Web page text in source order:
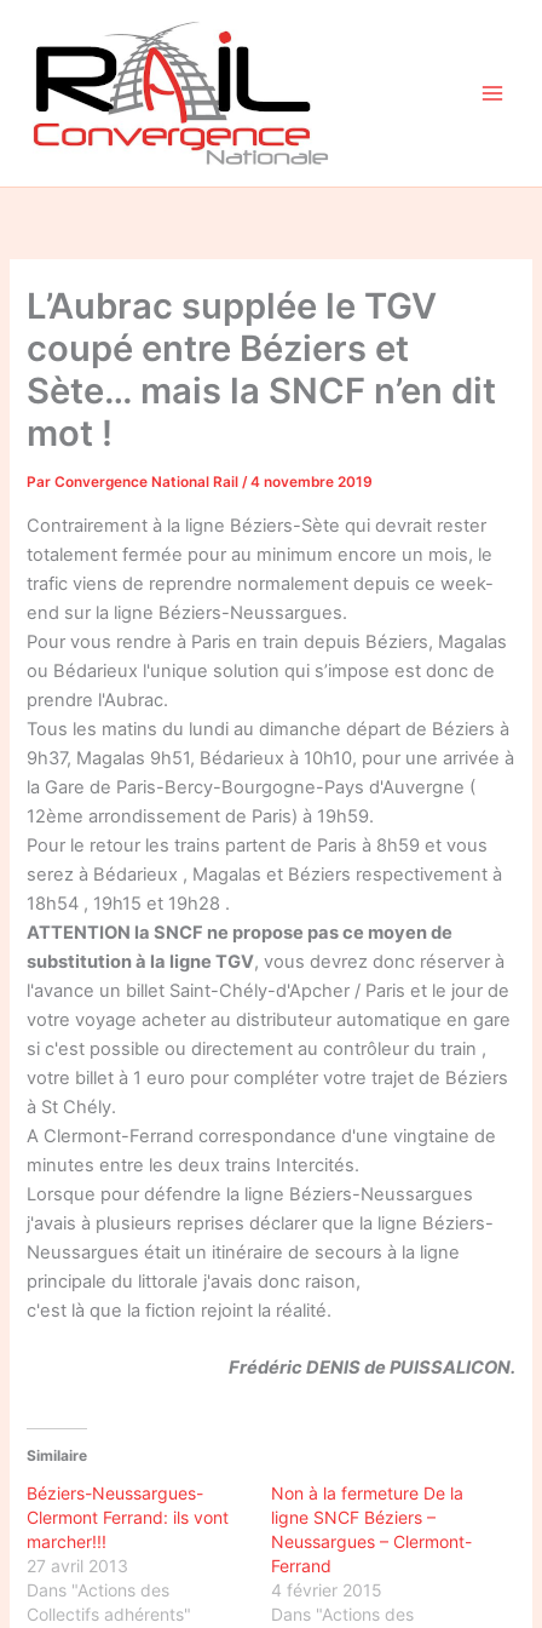
contenu
L’Aubrac supplée le TGV
coupé entre Béziers et
Sète… mais la SNCF n’en dit
mot !
ParConvergence National Rail/4 novembre 2019
Contrairement à la ligne Béziers-Sète qui devrait rester
totalement fermée pour au minimum encore un mois, le
trafic viens de reprendre normalement depuis ce week-
end sur la ligne Béziers-Neussargues.
Pour vous rendre à Paris en train depuis Béziers, Magalas
ou Bédarieux l'unique solution qui s’impose est donc de
prendre l'Aubrac.
Tous les matins du lundi au dimanche départ de Béziers à
9h37, Magalas 9h51, Bédarieux à 10h10, pour une arrivée à
la Gare de Paris-Bercy-Bourgogne-Pays d'Auvergne (
12ème arrondissement de Paris) à 19h59.
Pour le retour les trains partent de Paris à 8h59 et vous
serez à Bédarieux , Magalas et Béziers respectivement à
18h54 , 19h15 et 19h28 .
ATTENTION la SNCF ne propose pas ce moyen de
substitution à la ligne TGV, vous devrez donc réserver à
l'avance un billet Saint-Chély-d'Apcher / Paris et le jour de
votre voyage acheter au distributeur automatique en gare
si c'est possible ou directement au contrôleur du train ,
votre billet à 1 euro pour compléter votre trajet de Béziers
à St Chély.
A Clermont-Ferrand correspondance d'une vingtaine de
minutes entre les deux trains Intercités.
Lorsque pour défendre la ligne Béziers-Neussargues
j'avais à plusieurs reprises déclarer que la ligne Béziers-
Neussargues était un itinéraire de secours à la ligne
principale du littorale j'avais donc raison,
c'est là que la fiction rejoint la réalité.
Frédéric DENIS de PUISSALICON.
Similaire
Béziers-Neussargues-
Clermont Ferrand: ils vont
marcher!!!
27 avril 2013
Dans "Actions des
Collectifs adhérents"
Non à la fermeture De la
ligne SNCF Béziers –
Neussargues – Clermont-
Ferrand
4 février 2015
Dans "Actions des